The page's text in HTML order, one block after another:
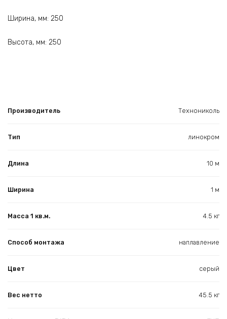
Ширина, мм: 250
Высота, мм: 250
Производитель Технониколь
Тип линокром
Длина 10 м
Ширина 1 м
Масса 1 кв.м. 4.5 кг
Способ монтажа наплавление
Цвет серый
Вес нетто 45.5 кг